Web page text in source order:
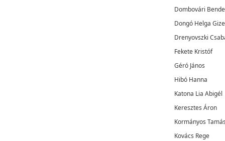
Dombovári
Dongó Helga
Drenyovszki
Fekete Kristóf
Géró János
Hibó Hanna
Katona Lia Abigél
Keresztes Áron
Kormányos
Kovács Rege